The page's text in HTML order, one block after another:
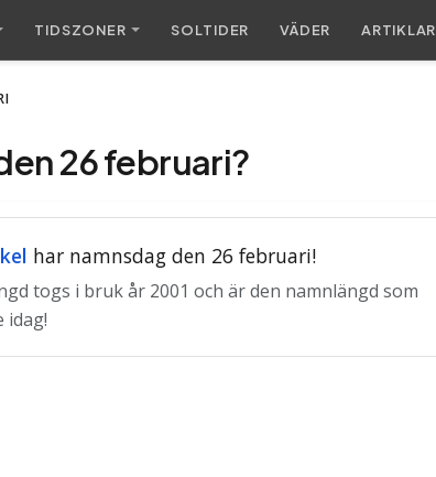
TIDSZONER SOLTIDER VÄDER ARTIKLAR
26 februari?
har namnsdag den 26 februari!
togs i bruk år 2001 och är den namnlängd som
idag!